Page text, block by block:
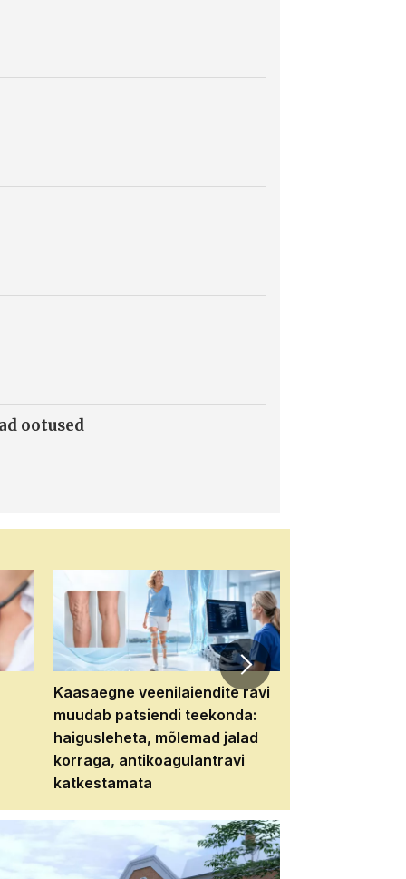
ootused
Kaasaegne veenilaiendite ravi
muudab patsiendi teekonda:
haigusleheta, mõlemad jalad
korraga, antikoagulantravi
katkestamata